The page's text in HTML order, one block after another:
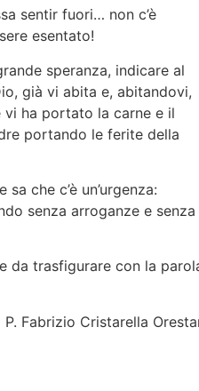
sentir fuori… non c’è
esentato!
speranza, indicare al
già vi abita e, abitandovi,
vi ha portato la carne e il
portando le ferite della
che c’è un’urgenza:
senza arroganze e senza
da trasfigurare con la
P. Fabrizio Cristarella